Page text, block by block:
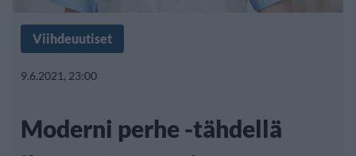
Viihdeuutiset
9.6.2021, 23:00
Moderni perhe -tähdellä